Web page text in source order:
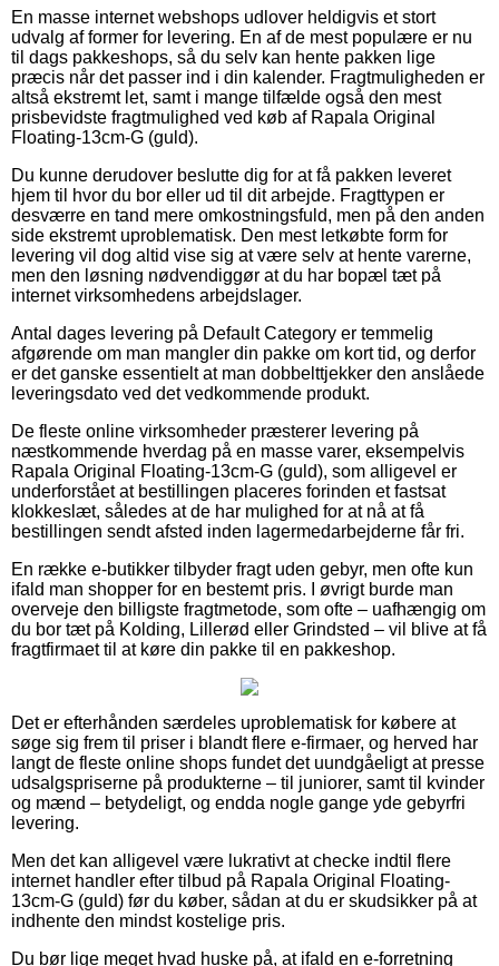
En masse internet webshops udlover heldigvis et stort
udvalg af former for levering. En af de mest populære er nu
til dags pakkeshops, så du selv kan hente pakken lige
præcis når det passer ind i din kalender. Fragtmuligheden er
altså ekstremt let, samt i mange tilfælde også den mest
prisbevidste fragtmulighed ved køb af Rapala Original
Floating-13cm-G (guld).
Du kunne derudover beslutte dig for at få pakken leveret
hjem til hvor du bor eller ud til dit arbejde. Fragttypen er
desværre en tand mere omkostningsfuld, men på den anden
side ekstremt uproblematisk. Den mest letkøbte form for
levering vil dog altid vise sig at være selv at hente varerne,
men den løsning nødvendiggør at du har bopæl tæt på
internet virksomhedens arbejdslager.
Antal dages levering på Default Category er temmelig
afgørende om man mangler din pakke om kort tid, og derfor
er det ganske essentielt at man dobbelttjekker den anslåede
leveringsdato ved det vedkommende produkt.
De fleste online virksomheder præsterer levering på
næstkommende hverdag på en masse varer, eksempelvis
Rapala Original Floating-13cm-G (guld), som alligevel er
underforstået at bestillingen placeres forinden et fastsat
klokkeslæt, således at de har mulighed for at nå at få
bestillingen sendt afsted inden lagermedarbejderne får fri.
En række e-butikker tilbyder fragt uden gebyr, men ofte kun
ifald man shopper for en bestemt pris. I øvrigt burde man
overveje den billigste fragtmetode, som ofte – uafhængig om
du bor tæt på Kolding, Lillerød eller Grindsted – vil blive at få
fragtfirmaet til at køre din pakke til en pakkeshop.
Det er efterhånden særdeles uproblematisk for købere at
søge sig frem til priser i blandt flere e-firmaer, og herved har
langt de fleste online shops fundet det uundgåeligt at presse
udsalgspriserne på produkterne – til juniorer, samt til kvinder
og mænd – betydeligt, og endda nogle gange yde gebyrfri
levering.
Men det kan alligevel være lukrativt at checke indtil flere
internet handler efter tilbud på Rapala Original Floating-
13cm-G (guld) før du køber, sådan at du er skudsikker på at
indhente den mindst kostelige pris.
Du bør lige meget hvad huske på, at ifald en e-forretning